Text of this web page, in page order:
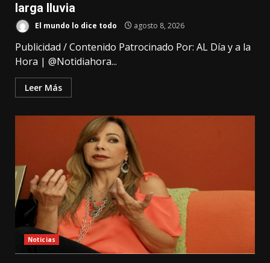
larga lluvia
El mundo lo dice todo agosto 8, 2026
Publicidad / Contenido Patrocinado Por: AL Día y a la
Hora | @Notidiahora...
Leer Más
Noticias